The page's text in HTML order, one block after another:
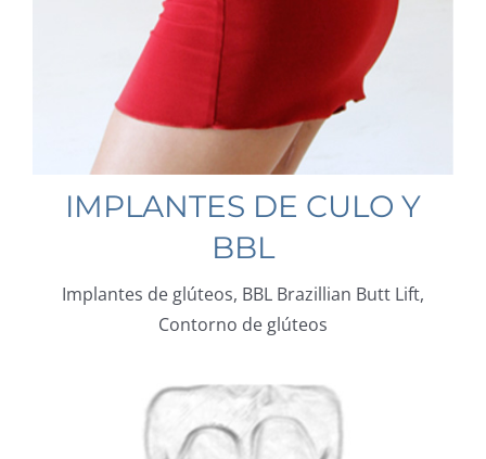
IMPLANTES DE CULO Y
BBL
Implantes de glúteos, BBL Brazillian Butt Lift,
Contorno de glúteos